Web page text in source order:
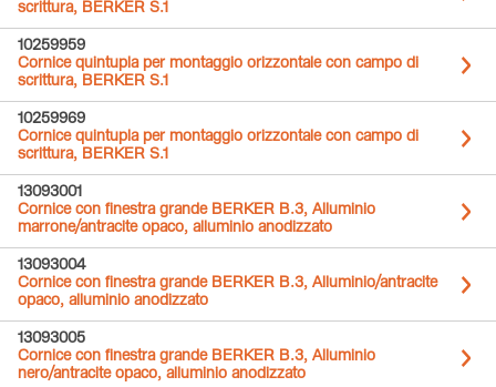
scrittura, BERKER S.1
10259959
Cornice quintupla per montaggio orizzontale con campo di
scrittura, BERKER S.1
10259969
Cornice quintupla per montaggio orizzontale con campo di
scrittura, BERKER S.1
13093001
Cornice con finestra grande BERKER B.3, Alluminio
marrone/antracite opaco, alluminio anodizzato
13093004
Cornice con finestra grande BERKER B.3, Alluminio/antracite
opaco, alluminio anodizzato
13093005
Cornice con finestra grande BERKER B.3, Alluminio
nero/antracite opaco, alluminio anodizzato